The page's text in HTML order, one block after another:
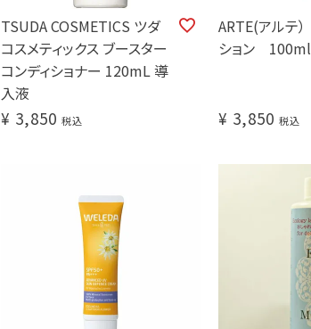
TSUDA COSMETICS ツダ
コスメティックス ブースター
コンディショナー 120mL 導
入液
¥ 3,850 税込
ARTE(アルテ
ション 100ml
¥ 3,850 税込